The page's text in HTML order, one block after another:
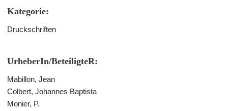
Kategorie:
Druckschriften
UrheberIn/BeteiligteR:
Mabillon, Jean
Colbert, Johannes Baptista
Monier, P.